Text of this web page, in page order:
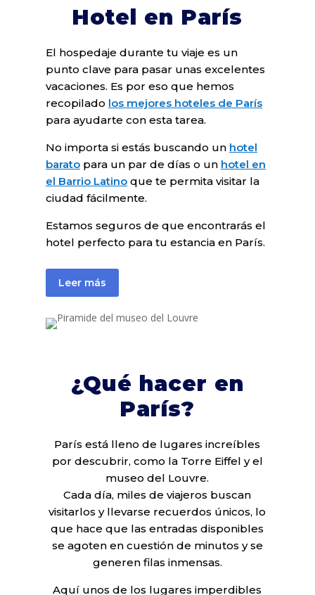
Hotel en París
El hospedaje durante tu viaje es un
punto clave para pasar unas excelentes
vacaciones. Es por eso que hemos
recopilado los mejores hoteles de París
para ayudarte con esta tarea.
No importa si estás buscando un hotel
baratopara un par de días o un hotel en
el Barrio Latinoque te permita visitar la
ciudad fácilmente.
Estamos seguros de que encontrarás el
hotel perfecto para tu estancia en París.
Leer más
¿Qué hacer en
París?
París está lleno de lugares increíbles
por descubrir, como la Torre Eiffel y el
museo del Louvre.
Cada día, miles de viajeros buscan
visitarlos y llevarse recuerdos únicos, lo
que hace que las entradas disponibles
se agoten en cuestión de minutos y se
generen filas inmensas.
Aquí unos de los lugares imperdibles